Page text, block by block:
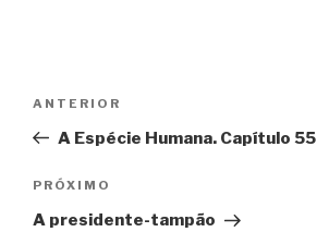
Post
Anterior
ANTERIOR
A Espécie Humana. Capítulo 55
Próximo
PRÓXIMO
A presidente-tampão